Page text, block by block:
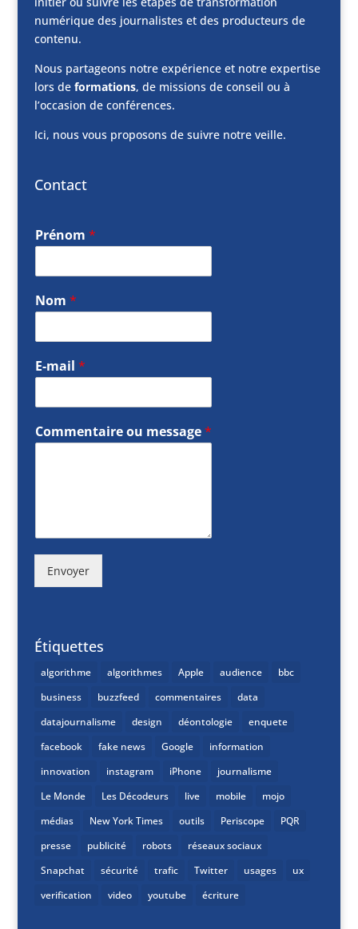
numérique des journalistes et des producteurs de
contenu.
Nous partageons notre expérience et notre expertise
lors de formations, de missions de conseil ou à
l’occasion de conférences.
Ici, nous vous proposons de suivre notre veille.
Contact
Prénom *
Nom *
E-mail *
Commentaire ou message*
Envoyer
Étiquettes
algorithme algorithmes Apple audience
bbc
business
buzzfeed commentaires
data
datajournalisme
design déontologie
enquete
facebook
fake news Google
information
innovation
instagram iPhone
journalisme
Le Monde
Les Décodeurs live mobile
mojo
médias
New York Times outils Periscope
PQR
presse
publicité robots
réseaux sociaux
Snapchat
sécurité trafic Twitter usages
ux
verification
video youtube écriture